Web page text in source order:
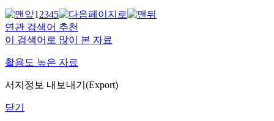
12345
연관 검색어 추천
이 검색어로 많이 본 자료
활용도 높은 자료
서지정보 내보내기(Export)
닫기